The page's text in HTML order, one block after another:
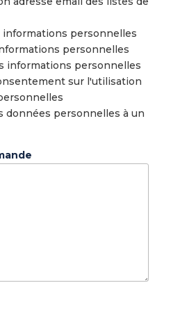
informations personnelles
personnelles
informations personnelles
sur l'utilisation
données personnelles à un